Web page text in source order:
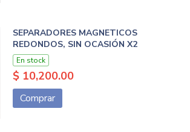
SEPARADORES MAGNETICOS
REDONDOS, SIN OCASIÓN X2
En stock
$ 10,200.00
Comprar